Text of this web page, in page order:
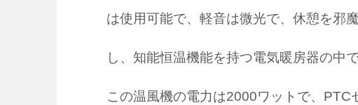
は使用可能で、軽音は微光で、休憩を邪
し、知能恒温機能を持つ電気暖房器の中
この温風機の電力は2000ワットで、PTC